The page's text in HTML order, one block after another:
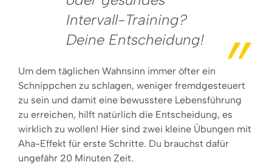
Intervall-Training?
Deine Entscheidung!
Um dem täglichen Wahnsinn immer öfter ein
Schnippchen zu schlagen, weniger fremdgesteuert
zu sein und damit eine bewusstere Lebensführung
zu erreichen, hilft natürlich die Entscheidung, es
wirklich zu wollen! Hier sind zwei kleine Übungen mit
Aha-Effekt für erste Schritte. Du brauchst dafür
ungefähr 20 Minuten Zeit.